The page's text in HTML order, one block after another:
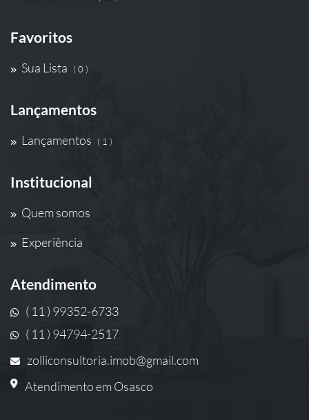
Favoritos
Sua Lista ( 0 )
Lançamentos
Lançamentos ( 1 )
Institucional
Quem somos
Experiência
Atendimento
( 11 ) 99352-6733
( 11 ) 94794-2517
zolliconsultoria.imob@gmail.com
Atendimento em Osasco